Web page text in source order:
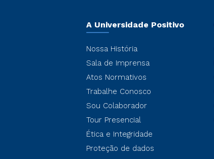
A Universidade Positivo
Nossa História
Sala de Imprensa
Atos Normativos
Trabalhe Conosco
Sou Colaborador
Tour Presencial
Ética e Integridade
Proteção de dados